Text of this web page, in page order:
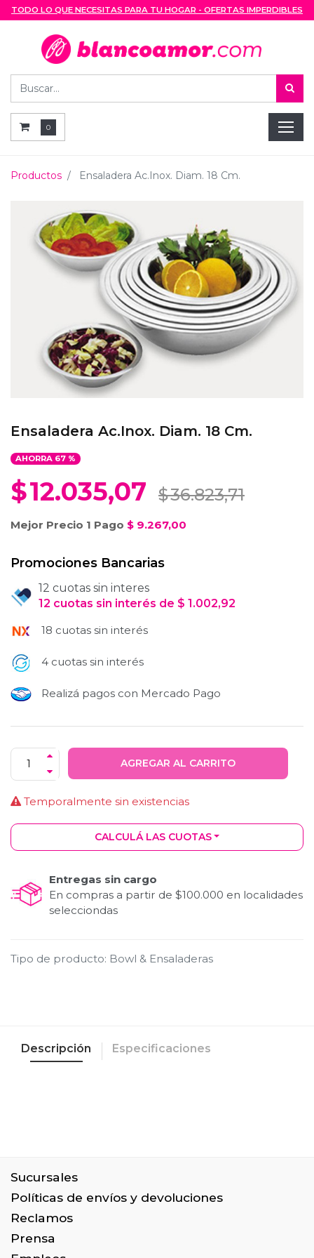
TODO LO QUE NECESITAS PARA TU HOGAR - OFERTAS IMPERDIBLES
0
Productos Ensaladera Ac.Inox. Diam. 18 Cm.
Ensaladera Ac.Inox. Diam. 18 Cm.
AHORRA 67%
$12.035,07 $36.823,71
Mejor Precio 1 Pago $ 9.267,00
Promociones Bancarias
12 cuotas sin interes
12 cuotas sin interés de $ 1.002,92
18 cuotas sin interés
4 cuotas sin interés
Realizá pagos con Mercado Pago
AGREGAR AL CARRITO
Temporalmente sin existencias
CALCULÁ LAS CUOTAS
Entregas sin cargo
En compras a partir de $100.000 en localidades
selecciondas
Tipo de producto: Bowl & Ensaladeras
Descripción Especificaciones
Sucursales
Políticas de envíos y devoluciones
Reclamos
Prensa